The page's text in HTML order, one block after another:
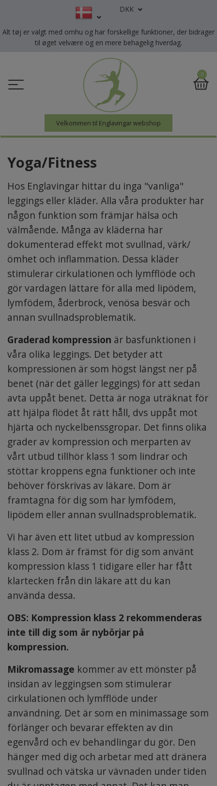
DKK
Alt tøj er valgt med omhu og har forskellige funktioner, der bidrager
til øget velvære og en mere behagelig hverdag.
Velkommen til Englavingar webshop
0
Yoga/Fitness
Hos Englavingar hittar du inga "vanliga"
leggings eller kläder. Alla våra produkter har
någon funktion som främjar hälsa och
välmående. Många av kläderna har
dokumenterad effekt mot svullnad, värk/
ömhet och inflammation. Dessa kläder
stimulerar cirkulationen och lymfflöde och
gör vardagen lättare för alla med lipödem,
lymfödem, åderbrock, venösa besvär och
annan svullnadsproblematik.
Graderad kompression är basfunktionen i
våra olika leggings. Det betyder att
kompressionen är som högst längst ner på
benet (när det gäller leggings) för att sedan
avta uppåt benet. Detta är noga uträknat för
att hjälpa flödet åt rätt håll, dvs uppåt mot
hjärta och nyckelbenssgropar. Det finns olika
grader av kompression och merparten av
vårt utbud tillhör klass 1 som lindrar och
stöttar kroppens egna funktioner och inte
behöver förskrivas av läkare. Dom är
framtagna för dig som har lymfödem,
lipödem eller annan svullnadsproblematik.
Vi har även ett litet utbud av kompression
klass 2. Dom är främst för dig som använt
kompression klass 1 tidigare eller har fått
klartecken från din läkare att du kan
använda dessa.
OBS: Kompression klass 2 rekommenderas
inte till dig som är nybörjar på
kompression.
Mikromassage kommer av ett mönster på
insidan av leggingsen som stimulerar
cirkulationen och lymfflöde under
användning. Det är som en minimassage som
förlänger och bevarar effekten av din
egenvård och ev behandlingar du gör. Den
hänger med dig och arbetar med att dränera
svullnad och vätska ur vävnaden under tiden